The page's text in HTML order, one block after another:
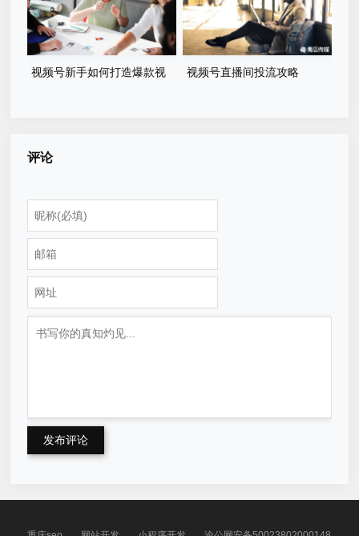
视频号新手如何打造爆款视
视频号直播间投流攻略
评论
发布评论